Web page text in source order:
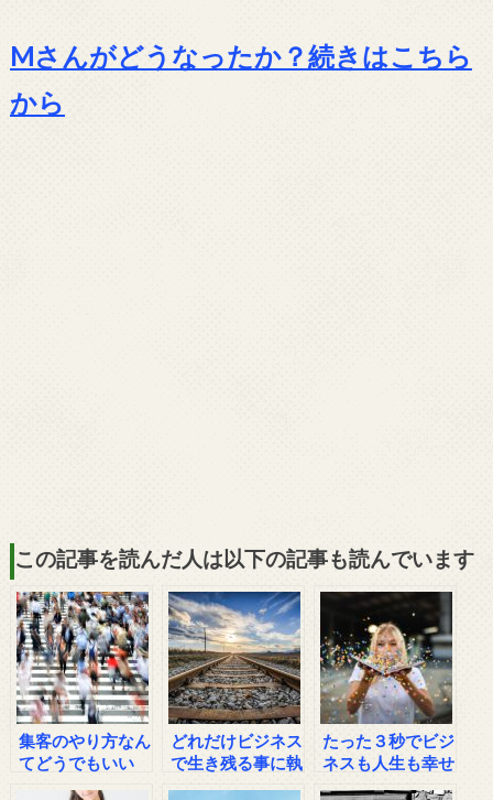
Mさんがどうなったか？続きはこちら
から
この記事を読んだ人は以下の記事も読んでいます
集客のやり方なん
てどうでもいい
どれだけビジネス
で生き残る事に執
たった３秒でビジ
ネスも人生も幸せ